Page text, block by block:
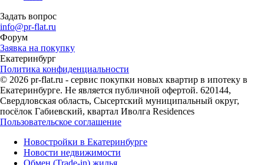
Задать вопрос
info@pr-flat.ru
Форум
Заявка на покупку
Екатеринбург
Политика конфиденциальности
© 2026 pr-flat.ru - сервис покупки новых квартир в ипотеку в
Екатеринбурге. Не является публичной офертой. 620144,
Свердловская область, Сысертский муниципальный округ,
посёлок Габиевский, квартал Иволга Residences
Пользовательское соглашение
Новостройки в Екатеринбурге
Новости недвижимости
Обмен (Trade-in) жилья